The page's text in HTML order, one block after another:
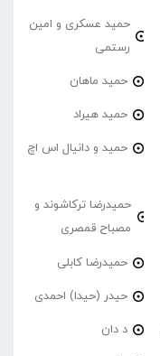
حمید عسکری و امین
رستمی
حمید ماهان
حمید هیراد
حمید و دانیال اس اچ
حمیدرضا ترکاشوند و
مصباح قمصری
حمیدرضا کابلی
حیدر (حیدا) احمدی
د دان